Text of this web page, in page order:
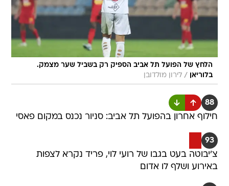
הלחץ של הפועל תל אביב הספיק רק בשביל שער מצמק.
בלוריאן
/ לירון מולדובן
88
חילוף אחרון בהפועל תל אביב: סניור נכנס במקום פאסי
93
צ'יבוטה בעט בגבו של רועי לוי, פריד נקרא לצפות
באירוע ושלף לו אדום